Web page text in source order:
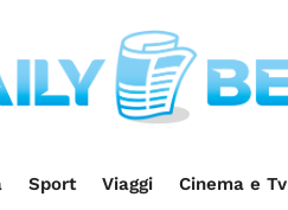
Sport Viaggi Cinema e Tv